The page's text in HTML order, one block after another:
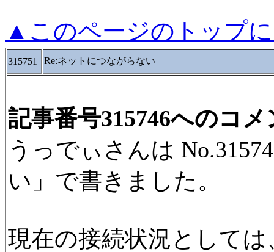
▲このページのトップ
315751 Re:ネットにつながらない
記事番号315746へのコメ
うっでぃさんは
い」で書きました。
現在の接続状況として